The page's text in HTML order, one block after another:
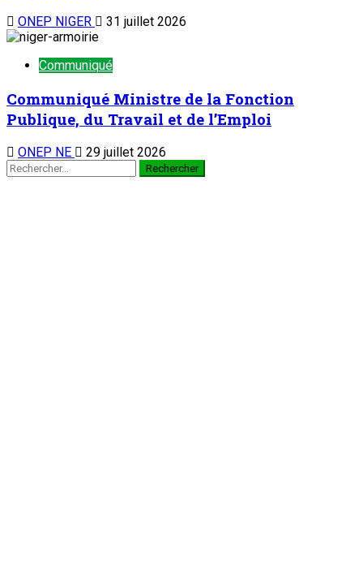
ONEP NIGER 31 juillet 2026
Communiqué
Communiqué Ministre de la Fonction
Publique, du Travail et de l’Emploi
ONEP NE 29 juillet 2026